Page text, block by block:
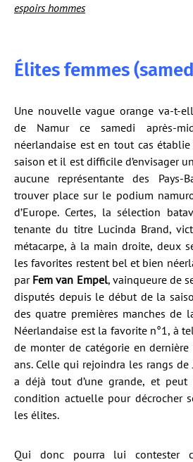
espoirs hommes
Élites femmes
Une nouvelle vague orange va-t-
de Namur ce samedi après-
néerlandaise est en tout cas
saison et il est difficile d’envisager
aucune représentante des Pays-
trouver place sur le podium
d’Europe. Certes, la sélection
tenante du titre Lucinda Brand,
métacarpe, à la main droite, deux
les favorites restent bel et bien
par Fem van Empel, vainqueure de
disputés depuis le début de la
des quatre premières manches de
Néerlandaise est la favorite n°1, à
de monter de catégorie en
ans. Celle qui rejoindra les rangs
a déjà tout d’une grande, et
condition actuelle pour décrocher
les élites.
Qui donc pourra lui contester